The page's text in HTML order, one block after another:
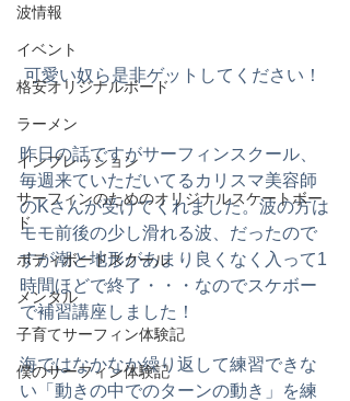
波情報
イベント
格安オリジナルボード
ラーメン
インプレッション
サーフィンのためのオリジナルスケートボー
ド
ボディボードスクール
メンタル
子育てサーフィン体験記
僕のサーフィン体験記
可愛い奴ら是非ゲットしてください！
昨日の話ですがサーフィンスクール、
毎週来ていただいてるカリスマ美容師
のKさんが受けてくれました。波の方は
モモ前後の少し滑れる波、だったので
すが潮と地形があまり良くなく入って1
時間ほどで終了・・・なのでスケボー
で補習講座しました！
海ではなかなか繰り返して練習できな
い「動きの中でのターンの動き」を練